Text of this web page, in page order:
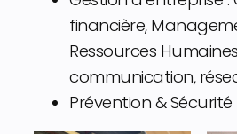
financière,
Ressources
communication,
Prévention & Sécurité